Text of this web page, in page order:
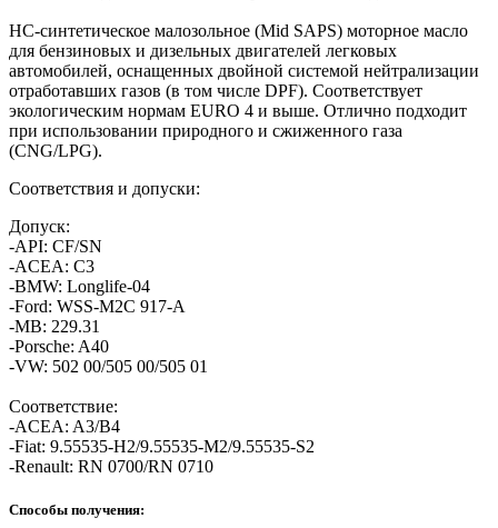
HC-синтетическое малозольное (Mid SAPS) моторное масло
для бензиновых и дизельных двигателей легковых
автомобилей, оснащенных двойной системой нейтрализации
отработавших газов (в том числе DPF). Cоответствует
экологическим нормам EURO 4 и выше. Отлично подходит
при использовании природного и сжиженного газа
(CNG/LPG).
Соответствия и допуски:
Допуск:
-API: CF/SN
-ACEA: C3
-BMW: Longlife-04
-Ford: WSS-M2C 917-A
-MB: 229.31
-Porsche: A40
-VW: 502 00/505 00/505 01
Соответствие:
-ACEA: A3/B4
-Fiat: 9.55535-H2/9.55535-M2/9.55535-S2
-Renault: RN 0700/RN 0710
Способы получения: